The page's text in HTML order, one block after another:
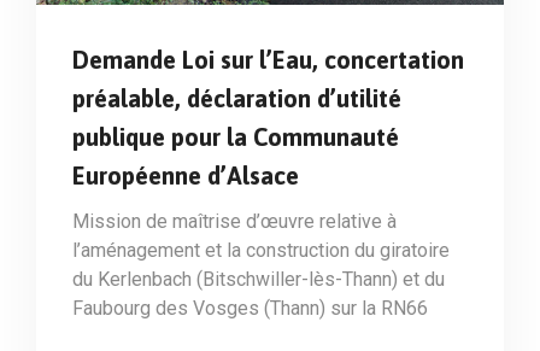
Demande Loi sur l’Eau, concertation
préalable, déclaration d’utilité
publique pour la Communauté
Européenne d’Alsace
Mission de maîtrise d’œuvre relative à
l’aménagement et la construction du giratoire
du Kerlenbach (Bitschwiller-lès-Thann) et du
Faubourg des Vosges (Thann) sur la RN66